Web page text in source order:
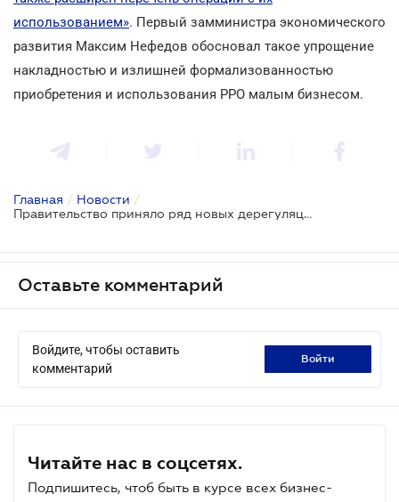
использованием». Первый замминистра экономического
развития Максим Нефедов обосновал такое упрощение
накладностью и излишней формализованностью
приобретения и использования РРО малым бизнесом.
Главная / Новости /
Правительство приняло ряд новых дерегуляционных мер
Оставьте комментарий
Войдите, чтобы оставить
комментарий
войти
Читайте нас в соцсетях.
Подпишитесь, чтоб быть в курсе всех бизнес-